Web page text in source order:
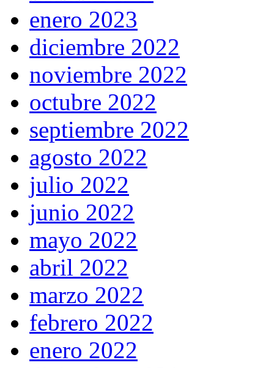
enero 2023
diciembre 2022
noviembre 2022
octubre 2022
septiembre 2022
agosto 2022
julio 2022
junio 2022
mayo 2022
abril 2022
marzo 2022
febrero 2022
enero 2022